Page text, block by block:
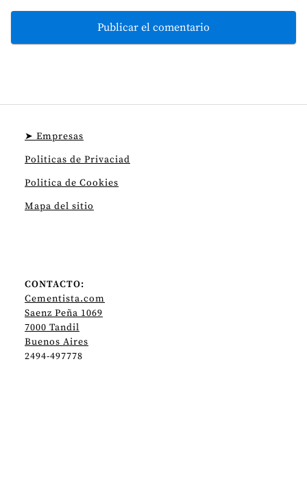
➤ Empresas
Politicas de Privaciad
Politica de Cookies
Mapa del sitio
CONTACTO:
Cementista.com
Saenz Peña 1069
7000 Tandil
Buenos Aires
2494-497778